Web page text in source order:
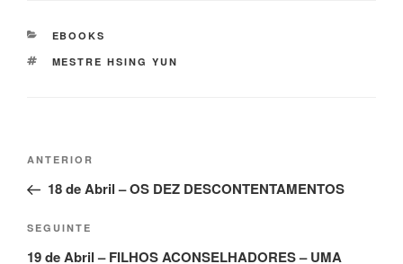
EBOOKS
MESTRE HSING YUN
ANTERIOR
18 de Abril – OS DEZ DESCONTENTAMENTOS
SEGUINTE
19 de Abril – FILHOS ACONSELHADORES – UMA